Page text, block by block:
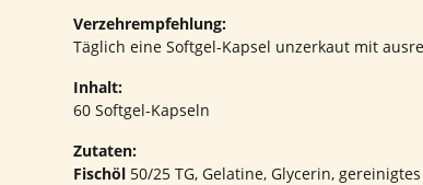
Verzehrempfehlung:
Täglich eine Softgel-Kapsel unzerkaut mit
Inhalt:
60 Softgel-Kapseln
Zutaten:
Fischöl50/25 TG, Gelatine, Glycerin,